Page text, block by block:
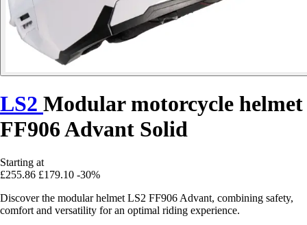
LS2 Modular motorcycle helmet
FF906 Advant Solid
Starting at
£255.86 £179.10 -30%
Discover the modular helmet LS2 FF906 Advant, combining safety,
comfort and versatility for an optimal riding experience.